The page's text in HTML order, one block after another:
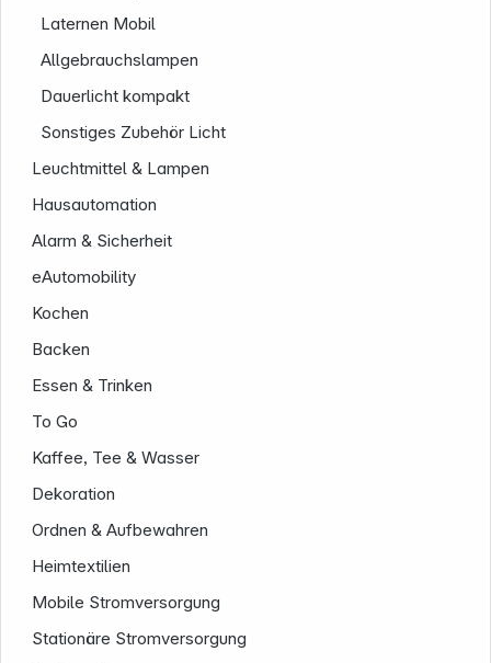
Laternen Mobil
Allgebrauchslampen
Dauerlicht kompakt
Sonstiges Zubehör Licht
Leuchtmittel & Lampen
Hausautomation
Alarm & Sicherheit
eAutomobility
Kochen
Backen
Essen & Trinken
To Go
Kaffee, Tee & Wasser
Dekoration
Ordnen & Aufbewahren
Heimtextilien
Mobile Stromversorgung
Stationäre Stromversorgung